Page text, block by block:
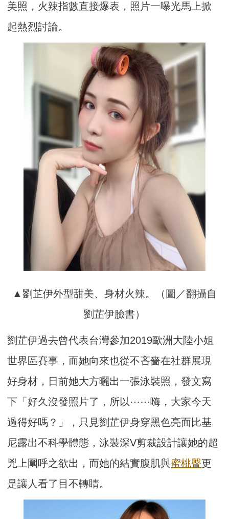
美照，火辣指數直接爆表，照片一曝光馬上掀
起熱烈討論。
▲劉芷伊外型甜美、身材火辣。（圖／翻攝自
劉芷伊臉書）
劉芷伊過去曾代表台灣參加2019歐洲大陸小姐
世界區賽事，而她向來也從不吝嗇在社群展現
好身材，日前她大方曬出一張泳裝照，發文寫
下「好久沒發照片了，所以⋯⋯嗨，大家今天
過得好嗎？」，只見劉芷伊身穿黑色亮面比基
尼露出不科學體態，泳裝深V剪裁設計讓她的超
兇上圍呼之欲出，而她的結實腹肌與蜜桃臀更
是讓人看了目不轉睛。